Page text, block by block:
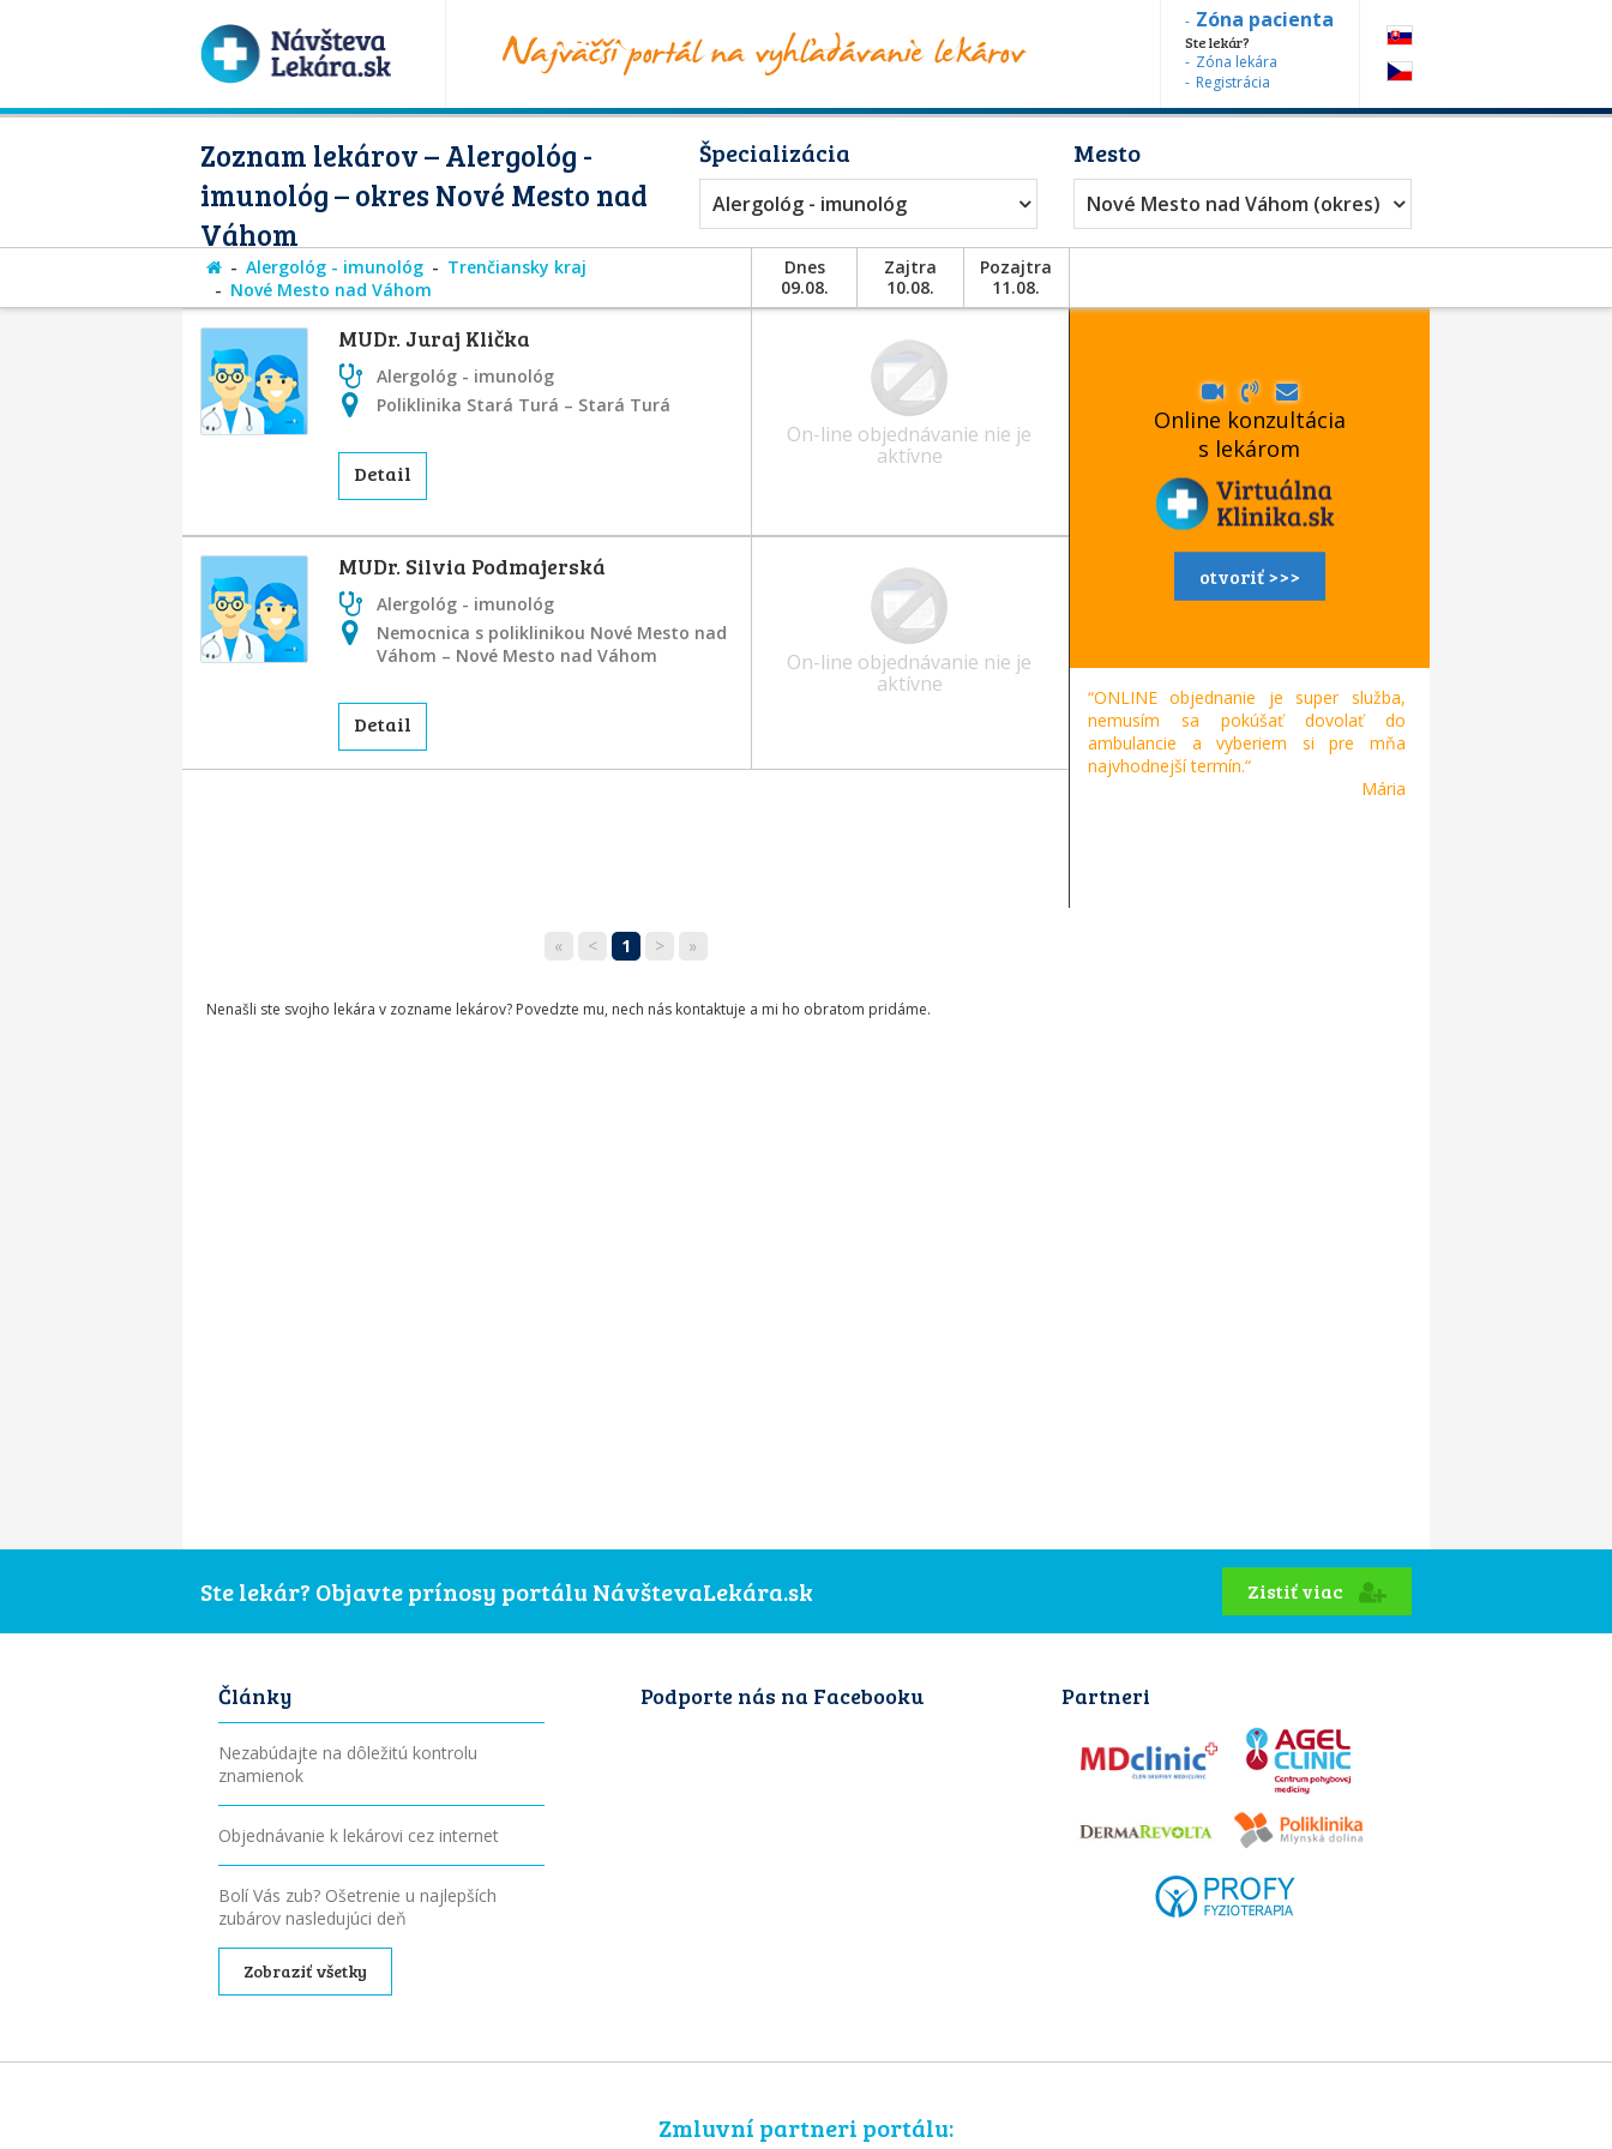
Zóna pacienta
Ste lekár?
Zóna lekára
Registrácia
Zoznam lekárov – Alergológ -
imunológ – okres Nové Mesto nad
Váhom
Špecializácia
Alergológ - imunológ
Mesto
Nové Mesto nad Váhom (okres)
Alergológ - imunológ
Trenčiansky kraj
Nové Mesto nad Váhom
Dnes
09.08.
Zajtra
10.08.
Pozajtra
11.08.
MUDr. Juraj Klička
Alergológ - imunológ
Poliklinika Stará Turá – Stará Turá
Detail
On-line objednávanie nie je
aktívne
MUDr. Silvia Podmajerská
Alergológ - imunológ
Nemocnica s poliklinikou Nové Mesto nad
Váhom – Nové Mesto nad Váhom
Detail
On-line objednávanie nie je
aktívne
« < 1 > »
Nenašli ste svojho lekára v zozname lekárov? Povedzte mu, nech nás kontaktuje a mi ho obratom pridáme.
Online konzultácia
s lekárom
otvoriť >>>
“ONLINE objednanie je super služba,
nemusím sa pokúšať dovolať do
ambulancie a vyberiem si pre mňa
najvhodnejší termín.“
Mária
Ste lekár? Objavte prínosy portálu NávštevaLekára.sk Zistiť viac
Články
Nezabúdajte na dôležitú kontrolu
znamienok
Objednávanie k lekárovi cez internet
Bolí Vás zub? Ošetrenie u najlepších
zubárov nasledujúci deň
Zobraziť všetky
Podporte nás na Facebooku Partneri
Zmluvní partneri portálu: